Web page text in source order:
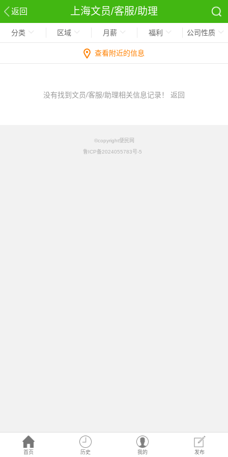
返回 上海文员/客服/助理
首页 历史 我的 发布
分类 区域 月薪 福利 公司性质
查看附近的信息
没有找到文员/客服/助理相关信息记录！ 返回
©copyright便民网
鲁ICP备2024055783号-5